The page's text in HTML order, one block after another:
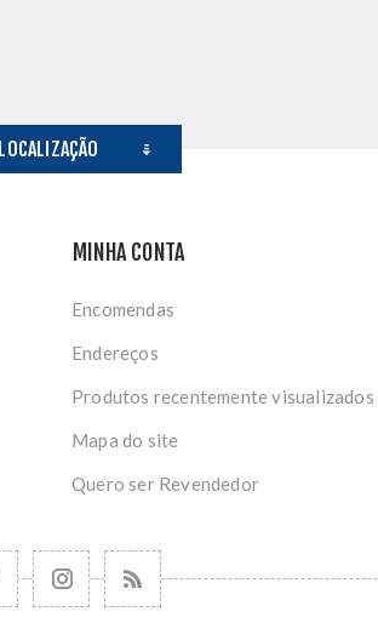
LOCALIZAÇÃO
MINHA CONTA
Encomendas
Endereços
Produtos recentemente visualizados
Mapa do site
Quero ser Revendedor